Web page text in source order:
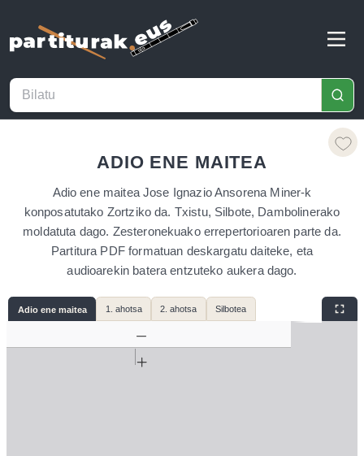
ADIO ENE MAITEA
Adio ene maitea Jose Ignazio Ansorena Miner-k
konposatutako Zortziko da. Txistu, Silbote, Dambolinerako
moldatuta dago. Zesteronekuako errepertorioaren parte da.
Partitura PDF formatuan deskargatu daiteke, eta
audioarekin batera entzuteko aukera dago.
Adio ene maitea 1. ahotsa 2. ahotsa Silbotea